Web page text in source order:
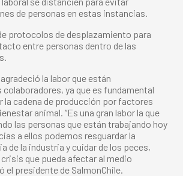
de personas en estas instancias.
protocolos de desplazamiento para
entre personas dentro de las
la labor que están
colaboradores, ya que es fundamental
la cadena de producción por factores
animal. “Es una gran labor la que
las personas que están trabajando hoy
a ellos podemos resguardar la
de la industria y cuidar de los peces,
que pueda afectar al medio
el presidente de SalmonChile.